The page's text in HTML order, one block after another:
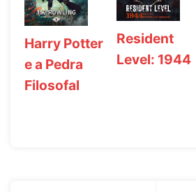
Harry Potter
e a Pedra
Filosofal
Resident
Level: 1944